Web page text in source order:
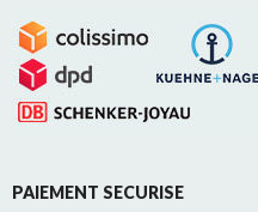
PAIEMENT SECURISE